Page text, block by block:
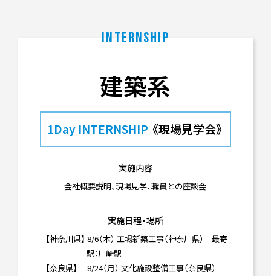
INTERNSHIP
建築系
1Day INTERNSHIP 《現場見学会》
実施内容
会社概要説明、現場見学、職員との座談会
実施日程・場所
【神奈川県】 8/6（木） 工場新築工事（神奈川県） 最寄
駅：川崎駅
【奈良県】 8/24（月） 文化施設整備工事（奈良県）